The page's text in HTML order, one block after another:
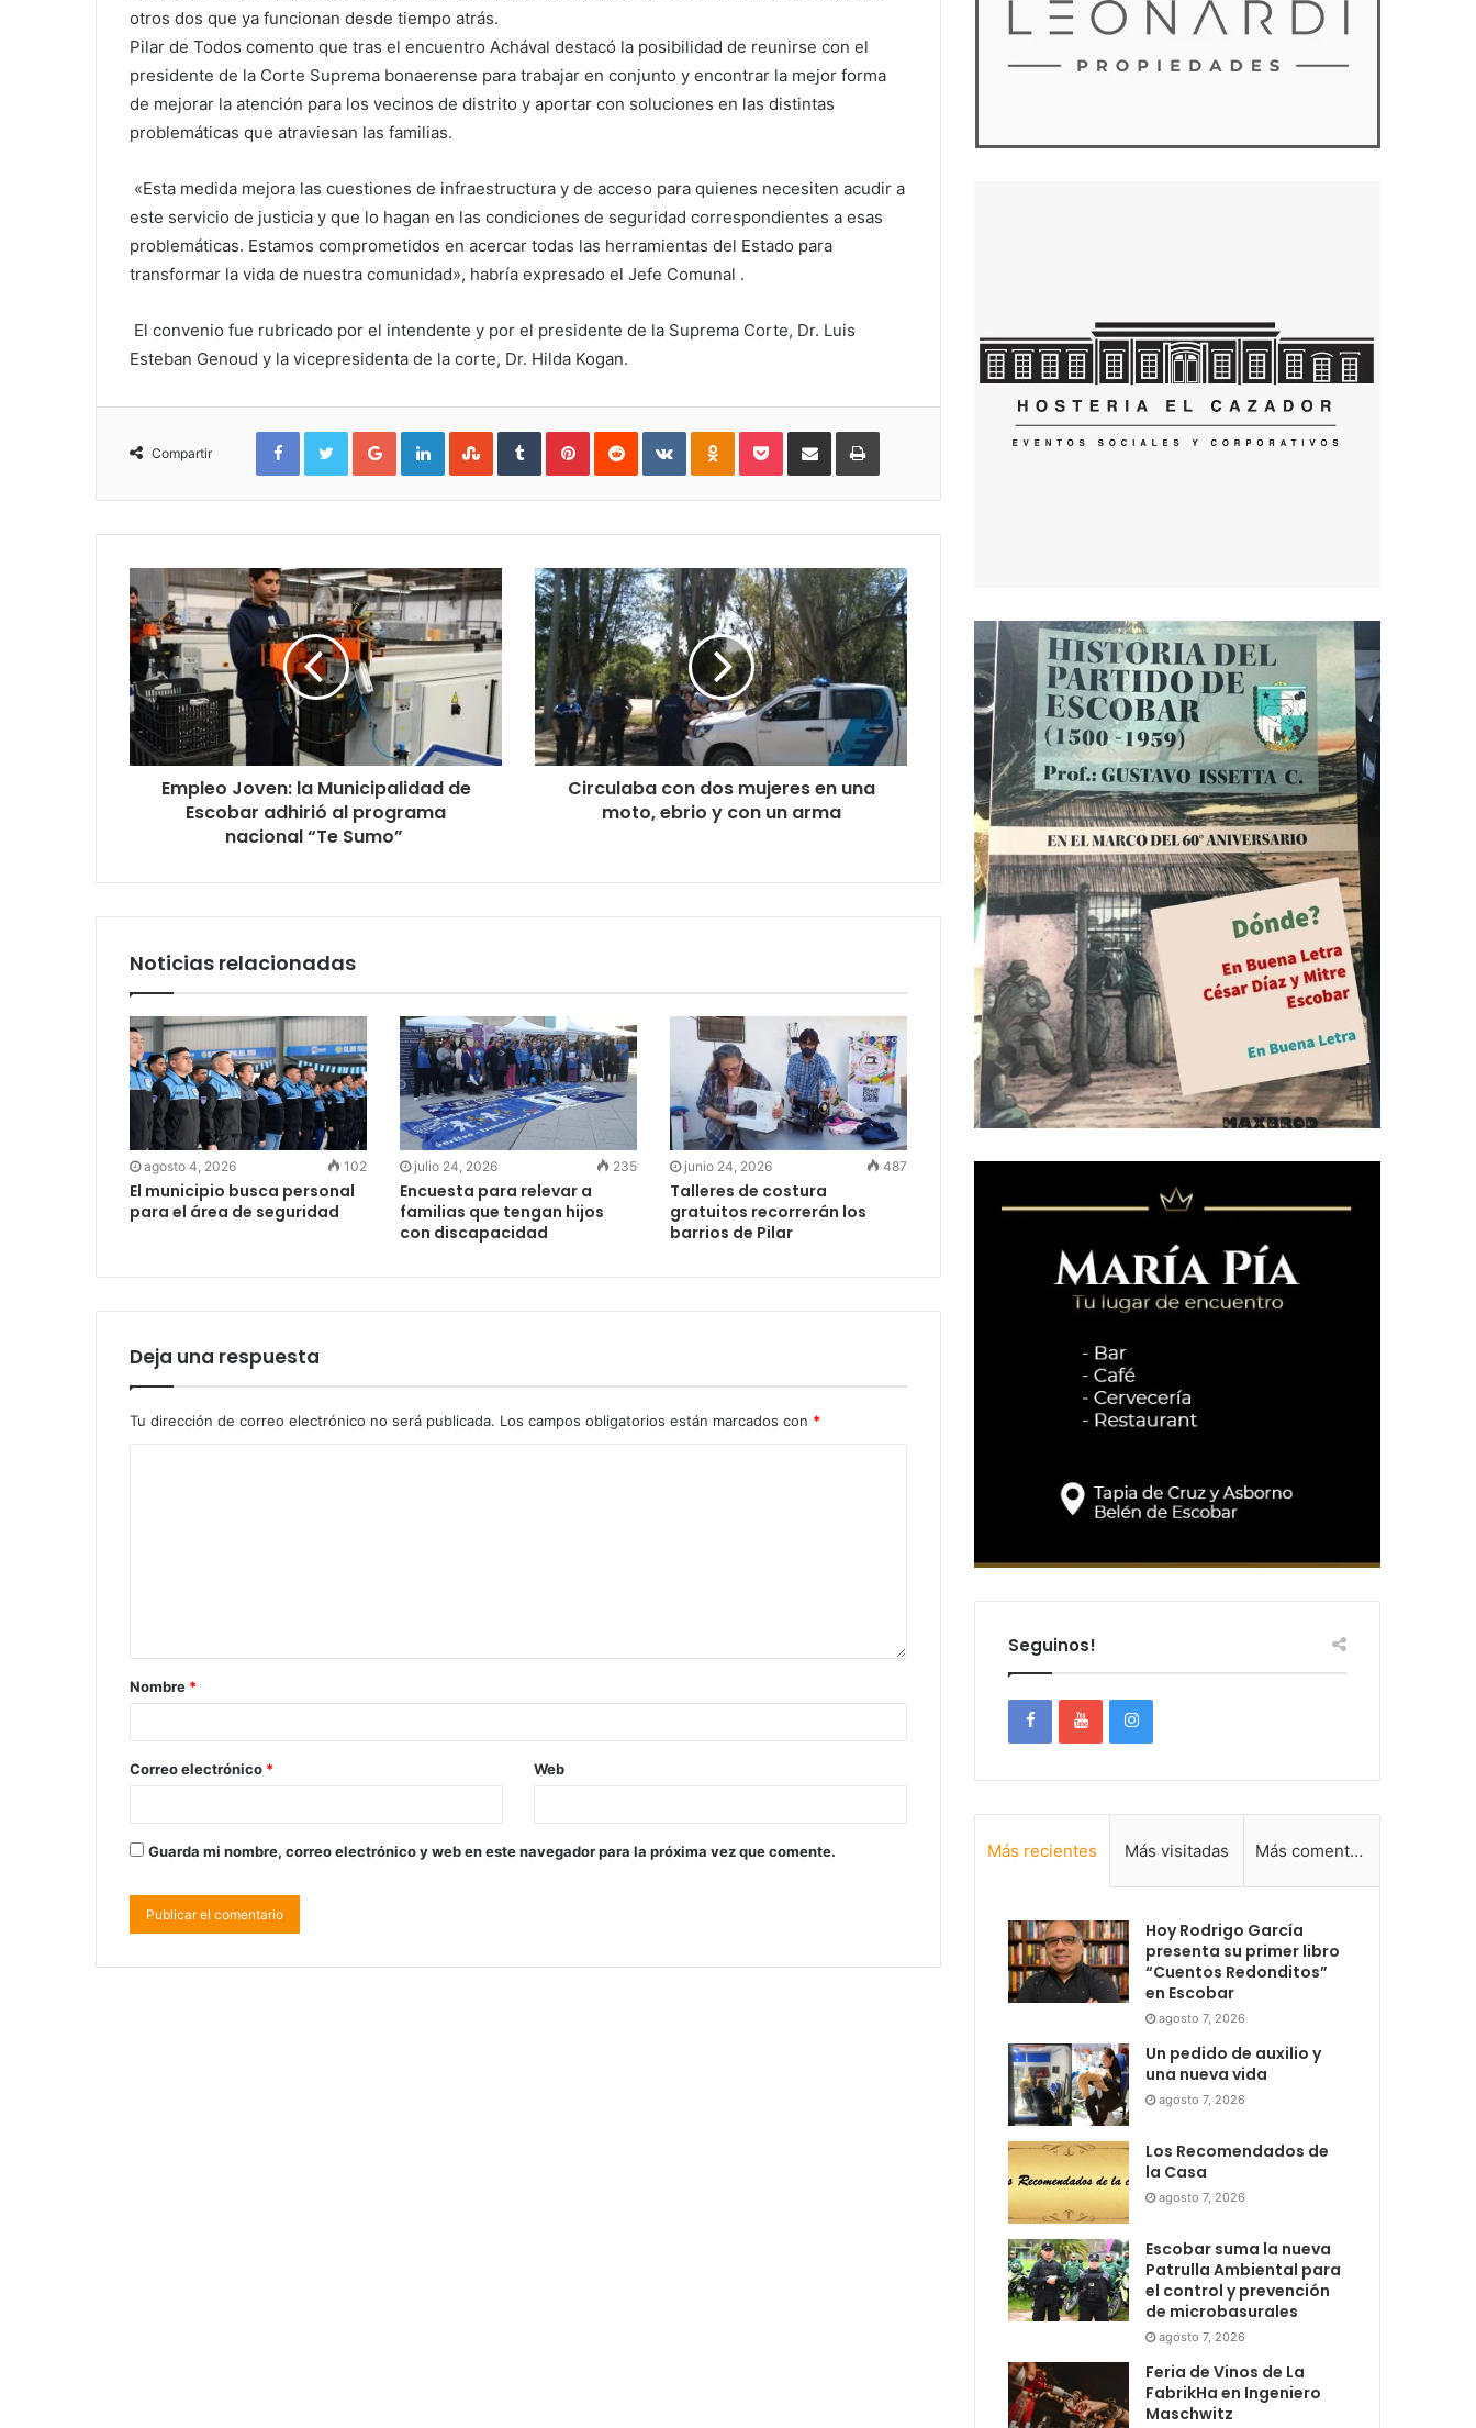
otros dos que ya funcionan desde tiempo atrás.
Pilar de Todos comento que tras el encuentro Achával destacó la posibilidad de reunirse con el
presidente de la Corte Suprema bonaerense para trabajar en conjunto y encontrar la mejor forma
de mejorar la atención para los vecinos de distrito y aportar con soluciones en las distintas
problemáticas que atraviesan las familias.
«Esta medida mejora las cuestiones de infraestructura y de acceso para quienes necesiten acudir a
este servicio de justicia y que lo hagan en las condiciones de seguridad correspondientes a esas
problemáticas. Estamos comprometidos en acercar todas las herramientas del Estado para
transformar la vida de nuestra comunidad», habría expresado el Jefe Comunal .
El convenio fue rubricado por el intendente y por el presidente de la Suprema Corte, Dr. Luis
Esteban Genoud y la vicepresidenta de la corte, Dr. Hilda Kogan.
Compartir
FacebookTwitterGoogle+LinkedInStumbleUpon
TumblrPinterestReddit VKontakteOdnoklassniki
PocketCompartirImprimir
Empleo Joven: la Municipalidad de
Escobar adhirió al programa
nacional “Te Sumo”
Circulaba con dos mujeres en una
moto, ebrio y con un arma
Noticias relacionadas
agosto 4, 2026 102
El municipio busca personal
para el área de seguridad
julio 24, 2026 235
Encuesta para relevar a
familias que tengan hijos
con discapacidad
junio 24, 2026 487
Talleres de costura
gratuitos recorrerán los
barrios de Pilar
Deja una respuesta
Tu dirección de correo electrónico no será publicada. Los campos obligatorios están marcados con *
Nombre *
Correo electrónico * Web
Guarda mi nombre, correo electrónico y web en este navegador para la próxima vez que comente.
Seguinos!
Más recientes Más visitadas Más comentadas
Hoy Rodrigo García
presenta su primer libro
“Cuentos Redonditos”
en Escobar
agosto 7, 2026
Un pedido de auxilio y
una nueva vida
agosto 7, 2026
Los Recomendados de
la Casa
agosto 7, 2026
Escobar suma la nueva
Patrulla Ambiental para
el control y prevención
de microbasurales
agosto 7, 2026
Feria de Vinos de La
FabrikHa en Ingeniero
Maschwitz